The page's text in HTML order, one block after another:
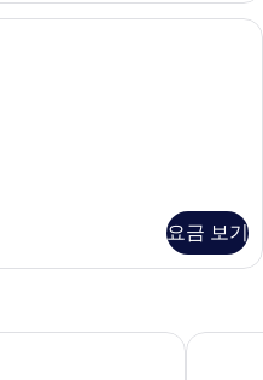
객실 내 금고, 책상, 노트북 작업 공간,
요금 보기
스테이